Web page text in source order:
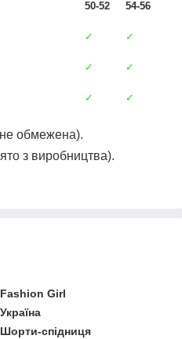
50-52 54-56
✓ ✓
✓ ✓
✓ ✓
не обмежена).
з виробництва).
Fashion Girl
Україна
Шорти-спідниця